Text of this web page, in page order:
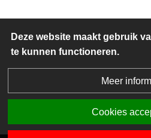
Deze website maakt gebruik
te kunnen functioneren.
Meer
Cookies